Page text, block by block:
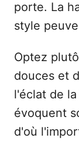
porte. La
style
Optez
douces et
l'éclat de
évoquent
d'où